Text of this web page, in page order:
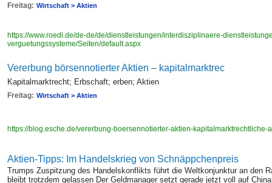
Freitag: Wirtschaft > Aktien
https://www.roedl.de/de-de/de/dienstleistungen/interdisziplinaere-
verguetungssysteme/Seiten/default.aspx
Vererbung börsennotierter Aktien – kapitalmarktrec
Kapitalmarktrecht; Erbschaft; erben; Aktien
Freitag: Wirtschaft > Aktien
https://blog.esche.de/vererbung-boersennotierter-aktien-
Aktien-Tipps: Im Handelskrieg von Schnäppchenpreis
Trumps Zuspitzung des Handelskonflikts führt die Weltkonjunktur an den
bleibt trotzdem gelassen Der Geldmanager setzt gerade jetzt voll auf